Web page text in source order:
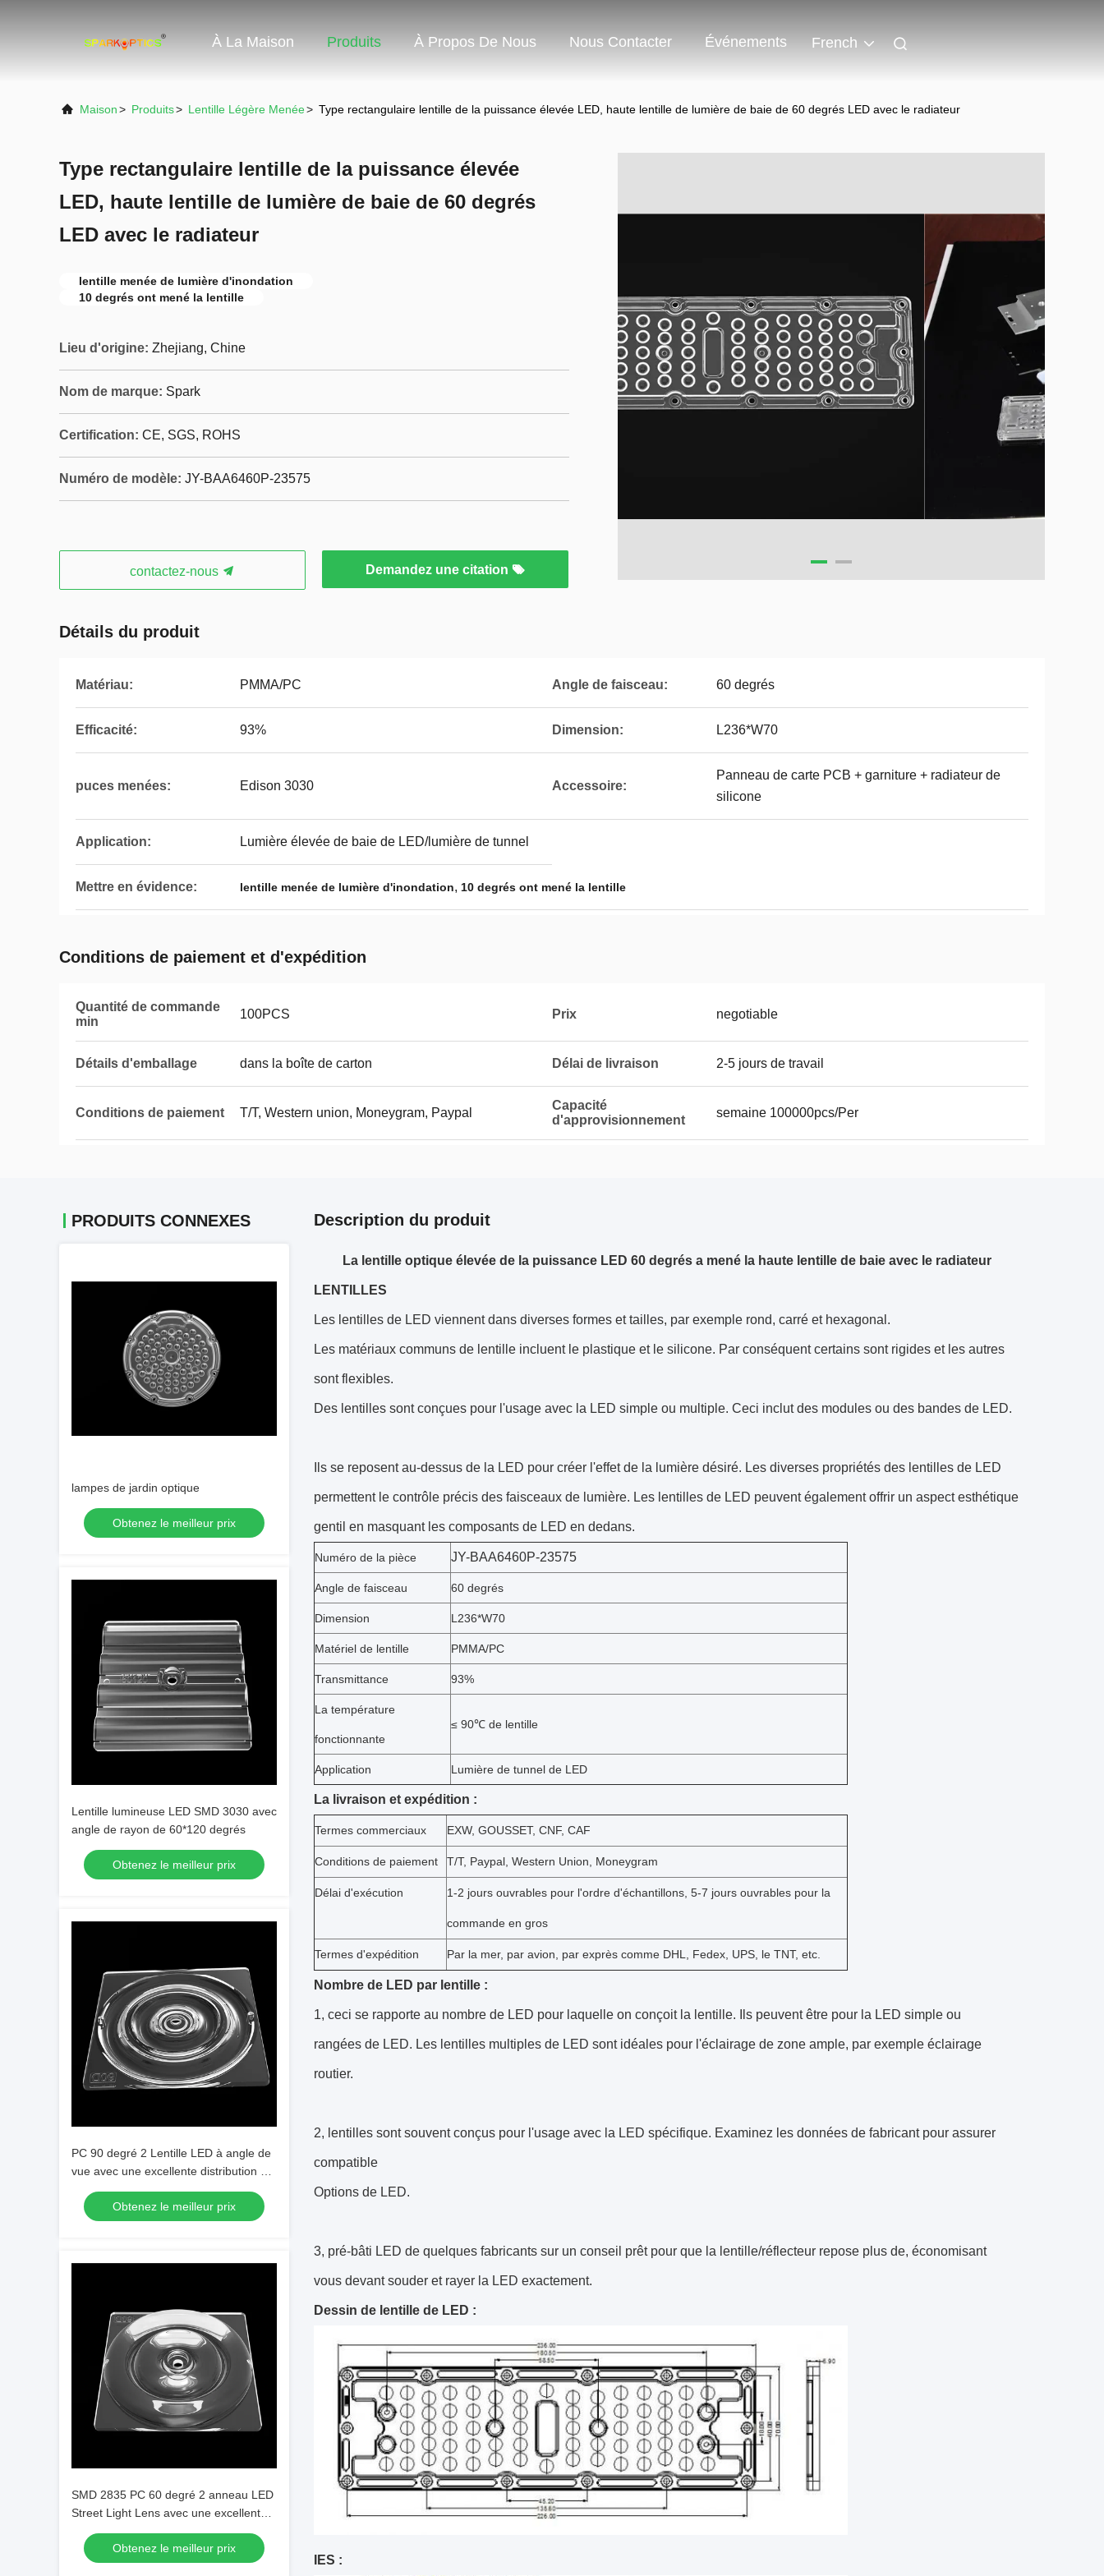
À La Maison Produits À Propos De Nous Nous Contacter Événements French
Maison> Produits> Lentille Légère Menée> Type rectangulaire lentille de la puissance élevée LED, haute lentille de lumière de baie de 60 degrés LED avec le radiateur
Type rectangulaire lentille de la puissance élevée
LED, haute lentille de lumière de baie de 60 degrés
LED avec le radiateur
lentille menée de lumière d'inondation
10 degrés ont mené la lentille
Lieu d'origine: Zhejiang, Chine
Nom de marque: Spark
Certification: CE, SGS, ROHS
Numéro de modèle: JY-BAA6460P-23575
contactez-nous Demandez une citation
Détails du produit
Matériau: PMMA/PC Angle de faisceau: 60 degrés
Efficacité: 93% Dimension: L236*W70
puces menées: Edison 3030 Accessoire:
Panneau de carte PCB + garniture + radiateur de
silicone
Application: Lumière élevée de baie de LED/lumière de tunnel
Mettre en évidence: lentille menée de lumière d'inondation, 10 degrés ont mené la lentille
Conditions de paiement et d'expédition
Quantité de commande
min
100PCS Prix negotiable
Détails d'emballage dans la boîte de carton Délai de livraison 2-5 jours de travail
Conditions de paiement T/T, Western union, Moneygram, Paypal
Capacité
d'approvisionnement
semaine 100000pcs/Per
PRODUITS CONNEXES
lampes de jardin optique
Obtenez le meilleur prix
Lentille lumineuse LED SMD 3030 avec
angle de rayon de 60*120 degrés
Obtenez le meilleur prix
PC 90 degré 2 Lentille LED à angle de
vue avec une excellente distribution de
la lumière
Obtenez le meilleur prix
SMD 2835 PC 60 degré 2 anneau LED
Street Light Lens avec une excellente
distribution de la lumière
Obtenez le meilleur prix
Description du produit
La lentille optique élevée de la puissance LED 60 degrés a mené la haute lentille de baie avec le radiateur
LENTILLES
Les lentilles de LED viennent dans diverses formes et tailles, par exemple rond, carré et hexagonal.
Les matériaux communs de lentille incluent le plastique et le silicone. Par conséquent certains sont rigides et les autres
sont flexibles.
Des lentilles sont conçues pour l'usage avec la LED simple ou multiple. Ceci inclut des modules ou des bandes de LED.
Ils se reposent au-dessus de la LED pour créer l'effet de la lumière désiré. Les diverses propriétés des lentilles de LED
permettent le contrôle précis des faisceaux de lumière. Les lentilles de LED peuvent également offrir un aspect esthétique
gentil en masquant les composants de LED en dedans.
Numéro de la pièce JY-BAA6460P-23575
Angle de faisceau 60 degrés
Dimension L236*W70
Matériel de lentille PMMA/PC
Transmittance 93%
La température
fonctionnante
≤ 90℃ de lentille
Application Lumière de tunnel de LED
La livraison et expédition :
Termes commerciaux EXW, GOUSSET, CNF, CAF
Conditions de paiement T/T, Paypal, Western Union, Moneygram
Délai d'exécution 1-2 jours ouvrables pour l'ordre d'échantillons, 5-7 jours ouvrables pour la
commande en gros
Termes d'expédition Par la mer, par avion, par exprès comme DHL, Fedex, UPS, le TNT, etc.
Nombre de LED par lentille :
1, ceci se rapporte au nombre de LED pour laquelle on conçoit la lentille. Ils peuvent être pour la LED simple ou
rangées de LED. Les lentilles multiples de LED sont idéales pour l'éclairage de zone ample, par exemple éclairage
routier.
2, lentilles sont souvent conçus pour l'usage avec la LED spécifique. Examinez les données de fabricant pour assurer
compatible
Options de LED.
3, pré-bâti LED de quelques fabricants sur un conseil prêt pour que la lentille/réflecteur repose plus de, économisant
vous devant souder et rayer la LED exactement.
Dessin de lentille de LED :
IES :